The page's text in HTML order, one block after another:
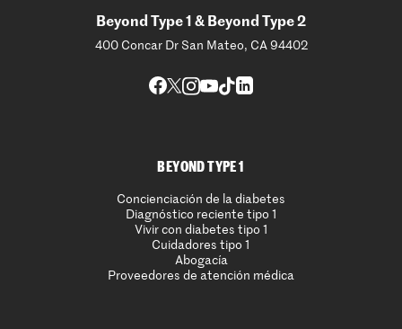
Beyond Type 1 & Beyond Type 2
400 Concar Dr San Mateo, CA 94402
BEYOND TYPE 1
Concienciación de la diabetes
Diagnóstico reciente tipo 1
Vivir con diabetes tipo 1
Cuidadores tipo 1
Abogacía
Proveedores de atención médica